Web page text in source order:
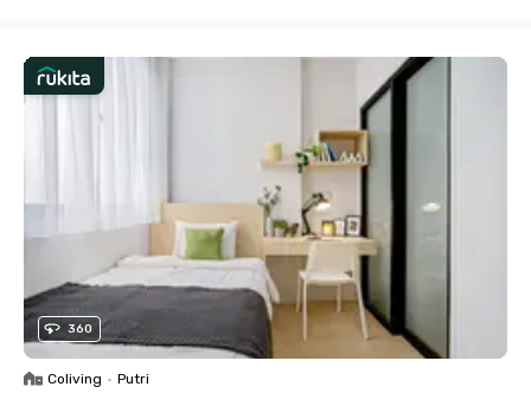
360
Coliving • Putri